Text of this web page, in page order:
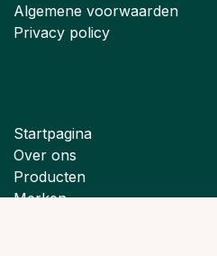
Algemene voorwaarden
Privacy policy
Startpagina
Over ons
Producten
Merken